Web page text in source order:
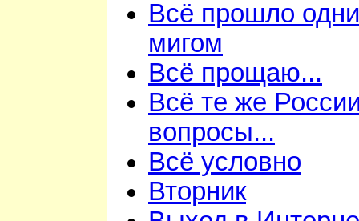
Всё прошло
мигом
Всё прощаю...
Всё те же
вопросы...
Всё условно
Вторник